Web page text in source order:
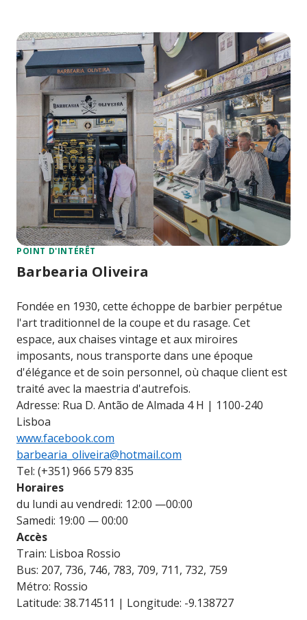
POINT D'INTÉRÊT
Barbearia Oliveira
Fondée en 1930, cette échoppe de barbier perpétue
l'art traditionnel de la coupe et du rasage. Cet
espace, aux chaises vintage et aux miroires
imposants, nous transporte dans une époque
d'élégance et de soin personnel, où chaque client est
traité avec la maestria d'autrefois.
Adresse: Rua D. Antão de Almada 4 H | 1100-240
Lisboa
www.facebook.com
barbearia_oliveira@hotmail.com
Tel: (+351) 966 579 835
Horaires
du lundi au vendredi: 12:00 —00:00
Samedi: 19:00 — 00:00
Accès
Train: Lisboa Rossio
Bus: 207, 736, 746, 783, 709, 711, 732, 759
Métro: Rossio
Latitude: 38.714511 | Longitude: -9.138727